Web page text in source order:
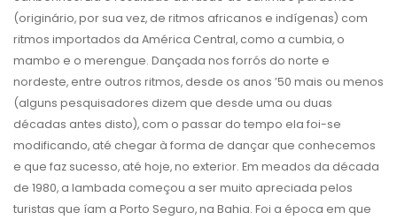
(originário, por sua vez, de ritmos africanos e indígenas) com
ritmos importados da América Central, como a cumbia, o
mambo e o merengue. Dançada nos forrós do norte e
nordeste, entre outros ritmos, desde os anos ’50 mais ou menos
(alguns pesquisadores dizem que desde uma ou duas
décadas antes disto), com o passar do tempo ela foi-se
modificando, até chegar à forma de dançar que conhecemos
e que faz sucesso, até hoje, no exterior. Em meados da década
de 1980, a lambada começou a ser muito apreciada pelos
turistas que íam a Porto Seguro, na Bahia. Foi a época em que